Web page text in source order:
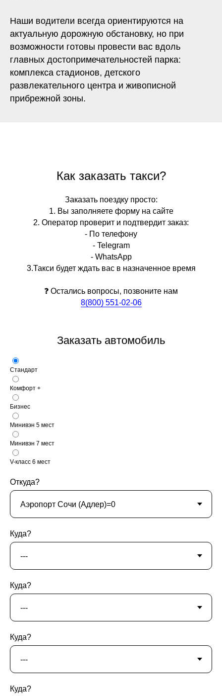
Наши водители всегда ориентируются на
актуальную дорожную обстановку, но при
возможности готовы провести вас вдоль
главных достопримечательностей парка:
комплекса стадионов, детского
развлекательного центра и живописной
прибрежной зоны.
Как заказать такси?
Заказать поездку просто:
1. Вы заполняете форму на сайте
2. Оператор проверит и подтвердит заказ:
- По телефону
- Telegram
- WhatsApp
3.Такси будет ждать вас в назначенное время
❓ Остались вопросы, позвоните нам
8(800) 551-02-06
Заказать автомобиль
Стандарт
Комфорт +
Бизнес
Минивэн 5 мест
Минивэн 7 мест
V-класс 6 мест
Откуда?
Куда?
Куда?
Куда?
Куда?